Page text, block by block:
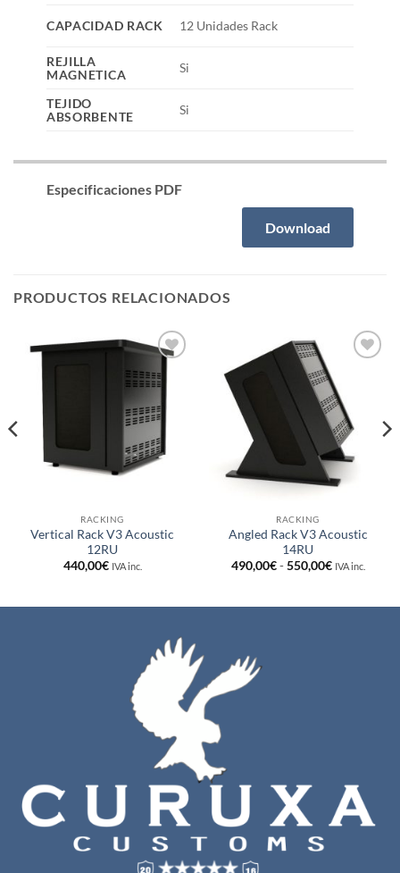
CAPACIDAD RACK 12 Unidades Rack
REJILLA
MAGNETICA
Si
TEJIDO
ABSORBENTE
Si
Especificaciones PDF
Download
PRODUCTOS RELACIONADOS
Añadir
a la
deseos
RACKING
Vertical Rack V3 Acoustic
12RU
440,00€ IVA inc.
deseos
RACKING
Angled Rack V3 Acoustic
14RU
490,00€ - 550,00€Rango
490,00€
IVA inc.